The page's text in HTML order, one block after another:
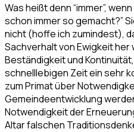
Was heißt denn “immer”,
schon immer so gemacht?”
nicht (hoffe ich zumindest),
Sachverhalt von Ewigkeit her
Beständigkeit und
schnelllebigen Zeit ein sehr
zum Primat über
Gemeindeentwicklung
Notwendigkeit der
Altar falschen